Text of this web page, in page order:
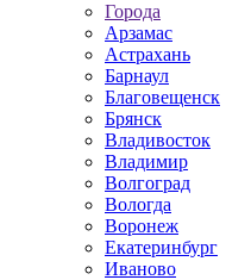
Города
Арзамас
Астрахань
Барнаул
Благовещенск
Брянск
Владивосток
Владимир
Волгоград
Вологда
Воронеж
Екатеринбург
Иваново